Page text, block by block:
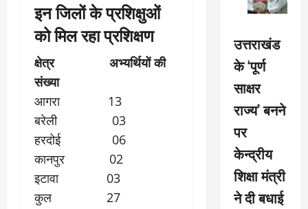
इन जिलों के प्रशिक्षुओं
को मिल रहा प्रशिक्षण
क्षेत्र अभ्यर्थियों की
संख्या
आगरा 13
बरेली 03
हरदोई 06
कानपुर 02
इटावा 03
कुल 27
उत्तराखंड
के ‘पूर्ण
साक्षर
राज्य’ बनने
पर
केन्द्रीय
शिक्षा मंत्री
ने दी बधाई